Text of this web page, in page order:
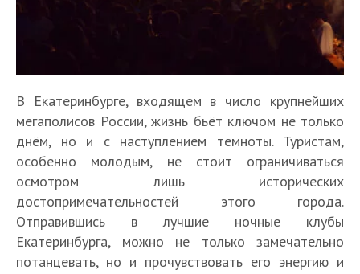
В Екатеринбурге, входящем в число крупнейших
мегаполисов России, жизнь бьёт ключом не только
днём, но и с наступлением темноты. Туристам,
особенно молодым, не стоит ограничиваться
осмотром лишь исторических
достопримечательностей этого города.
Отправившись в лучшие ночные клубы
Екатеринбурга, можно не только замечательно
потанцевать, но и прочувствовать его энергию и